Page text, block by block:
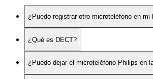
¿Puedo registrar otro microteléfono en mi
¿Qué es DECT?
¿Puedo dejar el microteléfono Philips en